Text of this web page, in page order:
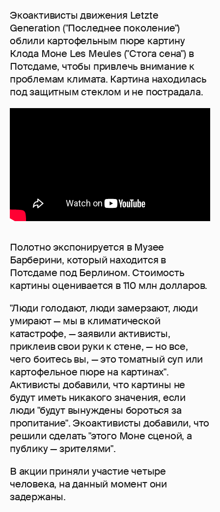
Экоактивисты движения Letzte
Generation ("Последнее поколение")
облили картофельным пюре картину
Клода Моне Les Meules ("Стога сена") в
Потсдаме, чтобы привлечь внимание к
проблемам климата. Картина находилась
под защитным стеклом и не пострадала.
Полотно экспонируется в Музее
Барберини, который находится в
Потсдаме под Берлином. Стоимость
картины оценивается в 110 млн долларов.
"Люди голодают, люди замерзают, люди
умирают — мы в климатической
катастрофе, — заявили активисты,
приклеив свои руки к стене, — но все,
чего боитесь вы, — это томатный суп или
картофельное пюре на картинах".
Активисты добавили, что картины не
будут иметь никакого значения, если
люди "будут вынуждены бороться за
пропитание". Экоактивисты добавили, что
решили сделать "этого Моне сценой, а
публику — зрителями".
В акции приняли участие четыре
человека, на данный момент они
задержаны.